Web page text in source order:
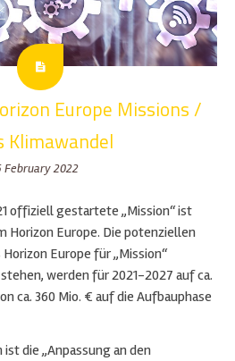
Europe Missions /
Klimawandel
February 2022
offiziell gestartete „Mission“ ist
Horizon Europe. Die potenziellen
Europe für „Mission“
werden für 2021-2027 auf ca.
ca. 360 Mio. € auf die Aufbauphase
die „Anpassung an den